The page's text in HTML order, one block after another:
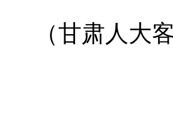
（甘肃人大客